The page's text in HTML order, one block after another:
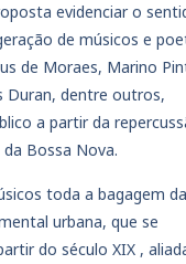
evidenciar o
de músicos e
de Moraes, Marino
Duran, dentre outros,
a partir da
Bossa Nova.
toda a bagagem da
urbana, que se
do século XIX ,